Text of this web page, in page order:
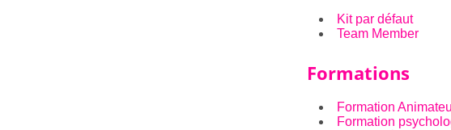
Kit par défaut
Team Member
Formations
Formation
Formation